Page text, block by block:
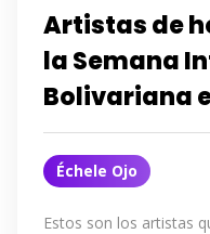
Artistas de
la Semana
Bolivariana
Échele Ojo
Estos son los artistas